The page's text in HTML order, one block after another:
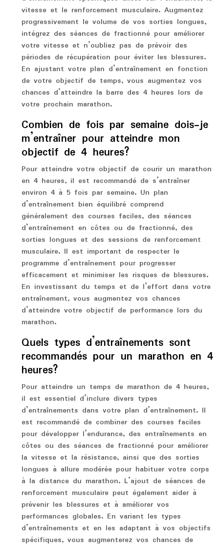
vitesse et le renforcement musculaire. Augmentez
progressivement le volume de vos sorties longues,
intégrez des séances de fractionné pour améliorer
votre vitesse et n’oubliez pas de prévoir des
périodes de récupération pour éviter les blessures.
En ajustant votre plan d’entraînement en fonction
de votre objectif de temps, vous augmentez vos
chances d’atteindre la barre des 4 heures lors de
votre prochain marathon.
Combien de fois par semaine dois-je
m’entraîner pour atteindre mon
objectif de 4 heures?
Pour atteindre votre objectif de courir un marathon
en 4 heures, il est recommandé de s’entraîner
environ 4 à 5 fois par semaine. Un plan
d’entraînement bien équilibré comprend
généralement des courses faciles, des séances
d’entraînement en côtes ou de fractionné, des
sorties longues et des sessions de renforcement
musculaire. Il est important de respecter le
programme d’entraînement pour progresser
efficacement et minimiser les risques de blessures.
En investissant du temps et de l’effort dans votre
entraînement, vous augmentez vos chances
d’atteindre votre objectif de performance lors du
marathon.
Quels types d’entraînements sont
recommandés pour un marathon en 4
heures?
Pour atteindre un temps de marathon de 4 heures,
il est essentiel d’inclure divers types
d’entraînements dans votre plan d’entraînement. Il
est recommandé de combiner des courses faciles
pour développer l’endurance, des entraînements en
côtes ou des séances de fractionné pour améliorer
la vitesse et la résistance, ainsi que des sorties
longues à allure modérée pour habituer votre corps
à la distance du marathon. L’ajout de séances de
renforcement musculaire peut également aider à
prévenir les blessures et à améliorer vos
performances globales. En variant les types
d’entraînements et en les adaptant à vos objectifs
spécifiques, vous augmenterez vos chances de